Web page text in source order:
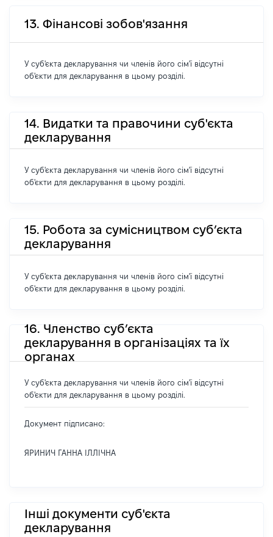
13. Фінансові зобов'язання
У суб'єкта декларування чи членів його сім'ї відсутні
об'єкти для декларування в цьому розділі.
14. Видатки та правочини суб'єкта
декларування
У суб'єкта декларування чи членів його сім'ї відсутні
об'єкти для декларування в цьому розділі.
15. Робота за сумісництвом суб’єкта
декларування
У суб'єкта декларування чи членів його сім'ї відсутні
об'єкти для декларування в цьому розділі.
16. Членство суб’єкта
декларування в організаціях та їх
органах
У суб'єкта декларування чи членів його сім'ї відсутні
об'єкти для декларування в цьому розділі.
Документ підписано:
ЯРИНИЧ ГАННА ІЛЛІЧНА
Інші документи суб'єкта
декларування